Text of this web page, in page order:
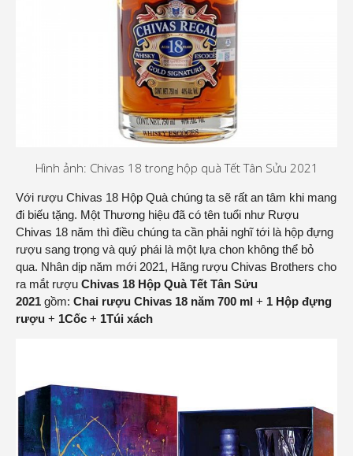
Hình ảnh: Chivas 18 trong hộp quà Tết Tân Sửu 2021
Với rượu Chivas 18 Hộp Quà chúng ta sẽ rất an tâm khi mang
đi biếu tặng. Một Thương hiệu đã có tên tuổi như Rượu
Chivas 18 năm thì điều chúng ta cần phải nghĩ tới là hộp đựng
rượu sang trọng và quý phái là một lựa chon không thể bỏ
qua. Nhân dịp năm mới 2021, Hãng rượu Chivas Brothers cho
ra mắt rượu Chivas 18 Hộp Quà Tết Tân Sửu
2021 gồm: Chai rượu Chivas 18 năm 700 ml + 1 Hộp đựng
rượu + 1Cốc + 1Túi xách